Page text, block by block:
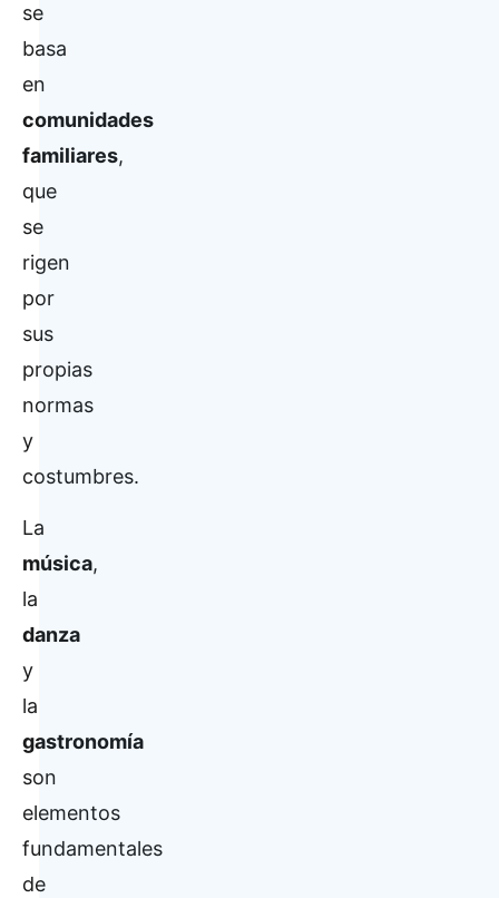
se
basa
en
comunidades
familiares,
que
se
rigen
por
sus
propias
normas
y
costumbres.
La
música,
la
danza
y
la
gastronomía
son
elementos
fundamentales
de